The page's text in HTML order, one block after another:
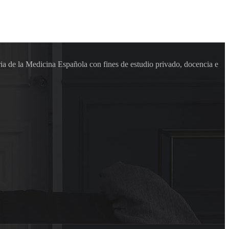
de la Medicina Española con fines de estudio privado, docencia e